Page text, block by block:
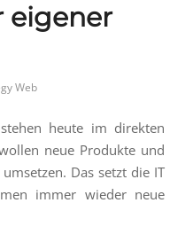
eigener
Web
heute im direkten
neue Produkte und
Das setzt die IT
immer wieder neue